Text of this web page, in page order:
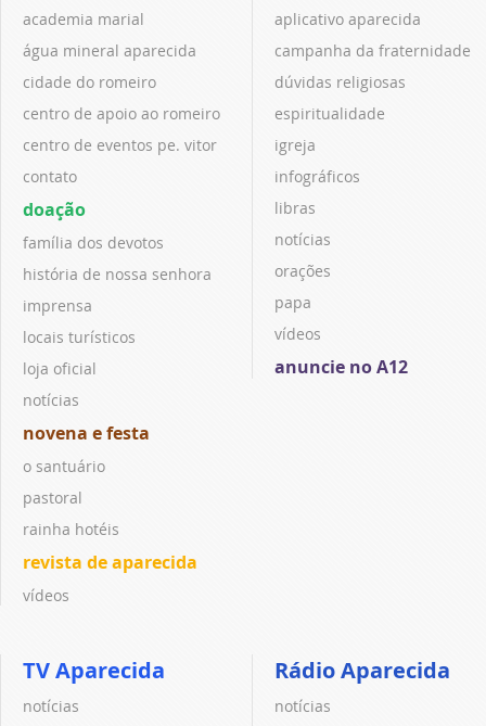
academia marial
água mineral aparecida
cidade do romeiro
centro de apoio ao romeiro
centro de eventos pe. vitor
contato
doação
família dos devotos
história de nossa senhora
imprensa
locais turísticos
loja oficial
notícias
novena e festa
o santuário
pastoral
rainha hotéis
revista de aparecida
vídeos
aplicativo aparecida
campanha da fraternidade
dúvidas religiosas
espiritualidade
igreja
infográficos
libras
notícias
orações
papa
vídeos
anuncie no A12
TV Aparecida
notícias
Rádio Aparecida
notícias